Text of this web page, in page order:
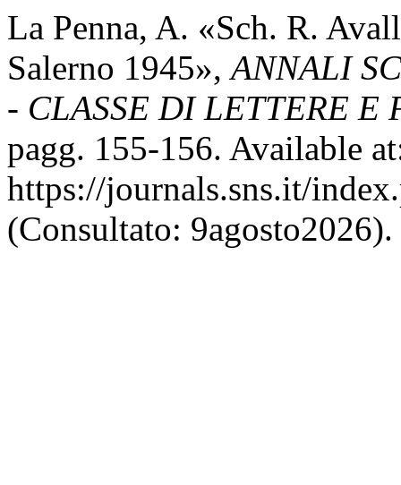
La Penna, A. «Sch. R.
Salerno 1945»,ANNALI
- CLASSE DI LETTERE E
pagg. 155-156. Available
https://journals.sns.it/
(Consultato: 9agosto2026).